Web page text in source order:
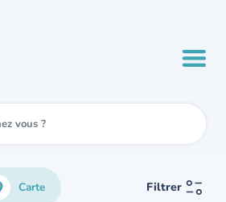
Carte Filtrer